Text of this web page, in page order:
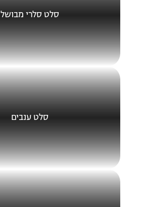
סלט סלרי מבושל
סלט ענבים